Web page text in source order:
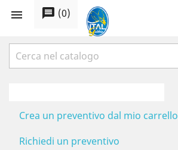
 message (0)
Crea un preventivo dal mio carrello
Richiedi un preventivo